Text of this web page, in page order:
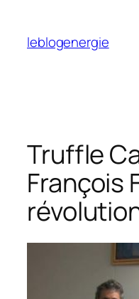
contenu
leblogenergie
Truffle
François